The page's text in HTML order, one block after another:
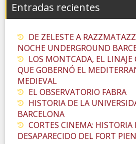
Entradas recientes
DE ZELESTE A
NOCHE UNDERGROUND
LOS MONTCADA, EL LINAJE
QUE GOBERNÓ EL
MEDIEVAL
EL OBSERVATORIO FABRA
HISTORIA DE LA
BARCELONA
CORTES CINEMA: HISTORIA
DESAPARECIDO DEL FORT